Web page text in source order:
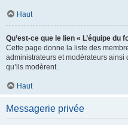
Haut
Qu’est-ce que le lien « L’équipe du
Cette page donne la liste des
administrateurs et modérateurs ainsi
qu’ils modèrent.
Haut
Messagerie privée